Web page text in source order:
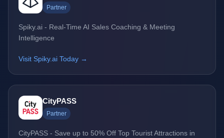
Partner
Spiky.ai - Real-Time AI Sales Coaching & Meeting
Intelligence
Visit Spiky.ai Today →
CityPASS
Partner
CityPASS - Save up to 50% Off Top Tourist Attractions in